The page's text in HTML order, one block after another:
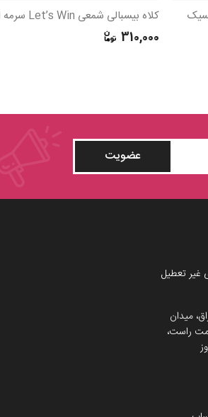
کلاه بیسبالی شمعی Let’s Win سرمه ای
310,000
عضویت
غیر تعطیل
میدان
راست،